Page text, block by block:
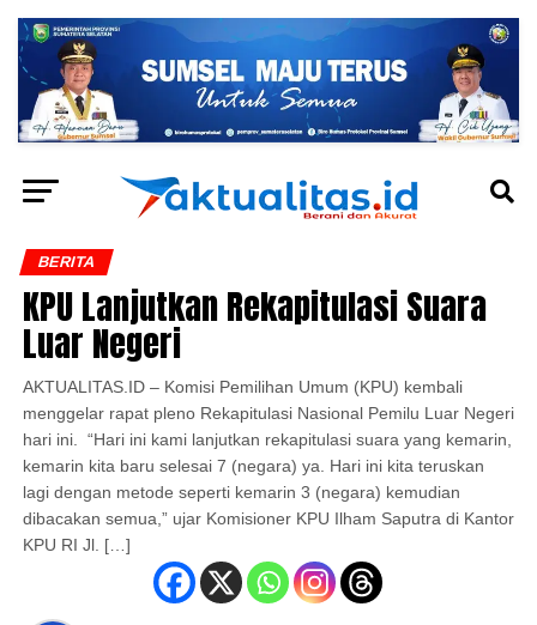
BERITA
KPU Lanjutkan Rekapitulasi Suara
Luar Negeri
AKTUALITAS.ID – Komisi Pemilihan Umum (KPU) kembali
menggelar rapat pleno Rekapitulasi Nasional Pemilu Luar Negeri
hari ini. “Hari ini kami lanjutkan rekapitulasi suara yang kemarin,
kemarin kita baru selesai 7 (negara) ya. Hari ini kita teruskan
lagi dengan metode seperti kemarin 3 (negara) kemudian
dibacakan semua,” ujar Komisioner KPU Ilham Saputra di Kantor
KPU RI Jl. […]